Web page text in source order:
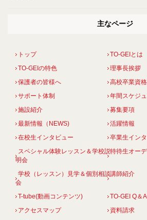
主なページ
トップ
TO-GEIとは
TO-GEIの特色
理事長挨拶
保護者の皆様へ
高校卒業資格
サポート体制
年間スケジ
施設紹介
募集要項
最新情報（NEWS)
活躍情報
在校生インタビュー
卒業生イン
スペシャル体験レッスン＆学校説
明会
特待生オー
学校（レッスン）見学＆個別相談
会
講師紹介
T-tube(動画コンテンツ)
TO-GEI Q＆A
アクセスマップ
資料請求